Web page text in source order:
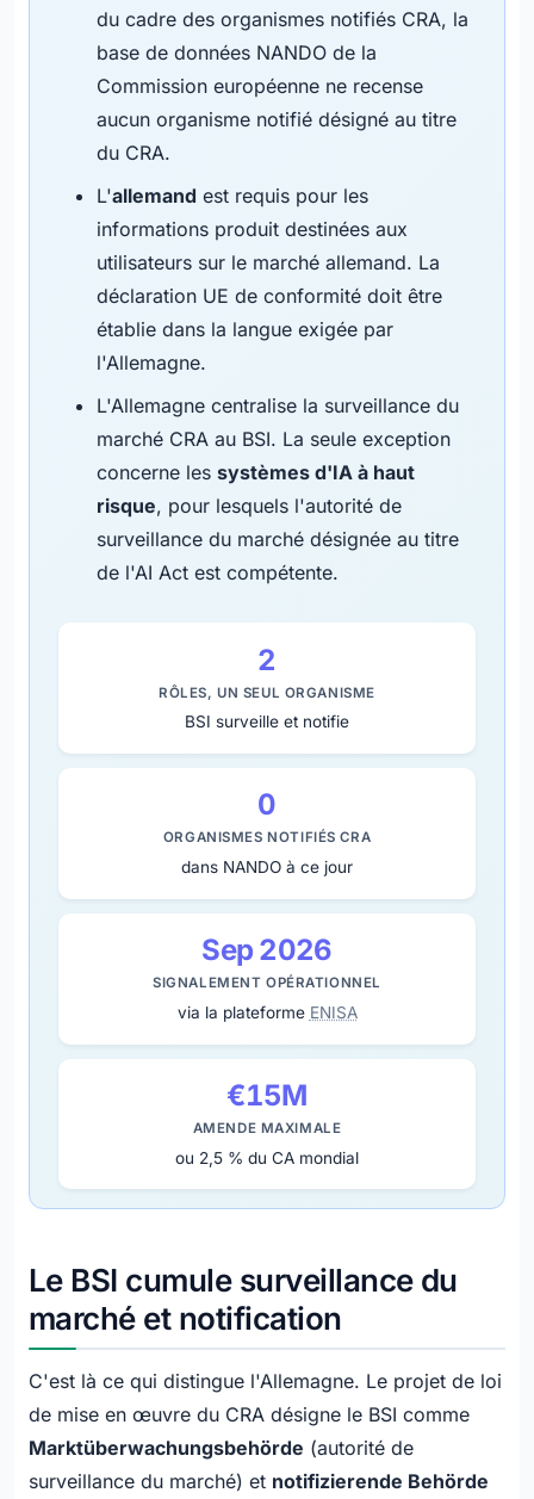
du cadre des organismes notifiés CRA, la
base de données NANDO de la
Commission européenne ne recense
aucun organisme notifié désigné au titre
du CRA.
L'allemand est requis pour les
informations produit destinées aux
utilisateurs sur le marché allemand. La
déclaration UE de conformité doit être
établie dans la langue exigée par
l'Allemagne.
L'Allemagne centralise la surveillance du
marché CRA au BSI. La seule exception
concerne les systèmes d'IA à haut
risque, pour lesquels l'autorité de
surveillance du marché désignée au titre
de l'AI Act est compétente.
2
RÔLES, UN SEUL ORGANISME
BSI surveille et notifie
0
ORGANISMES NOTIFIÉS CRA
dans NANDO à ce jour
Sep 2026
SIGNALEMENT OPÉRATIONNEL
via la plateforme ENISA
€15M
AMENDE MAXIMALE
ou 2,5 % du CA mondial
Le BSI cumule surveillance du
marché et notification
C'est là ce qui distingue l'Allemagne. Le projet de loi
de mise en œuvre du CRA désigne le BSI comme
Marktüberwachungsbehörde (autorité de
surveillance du marché) et notifizierende Behörde